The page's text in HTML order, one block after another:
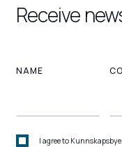
Receive
NAME
I agree to